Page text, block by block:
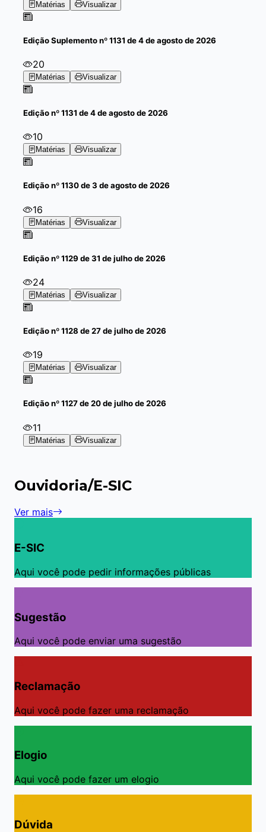
Matérias Visualizar
EdiçãoSuplementonº 1131 de 4 de agosto de 2026
20
Matérias Visualizar
Ediçãonº 1131 de 4 de agosto de 2026
10
Matérias Visualizar
Ediçãonº 1130 de 3 de agosto de 2026
16
Matérias Visualizar
Ediçãonº 1129 de 31 de julho de 2026
24
Matérias Visualizar
Ediçãonº 1128 de 27 de julho de 2026
19
Matérias Visualizar
Ediçãonº 1127 de 20 de julho de 2026
11
Matérias Visualizar
Ouvidoria/E-SIC
Ver mais
E-SIC
Aqui você pode pedir informações públicas
Sugestão
Aqui você pode enviar uma sugestão
Reclamação
Aqui você pode fazer uma reclamação
Elogio
Aqui você pode fazer um elogio
Dúvida